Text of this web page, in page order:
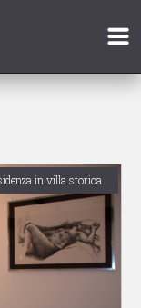
in villa storica